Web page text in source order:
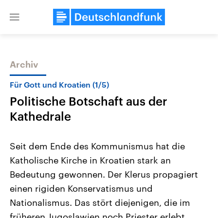
Close
Themen
Landtagswahl Sachsen-Anhalt
2026
Alle Informationen
Sachsen-Anhalt wählt am 6.
September 2026 einen neuen
Landtag. Seit 2021 wird das
Bundesland von einer Koalition aus
USA
Aktuelle Beiträge,
Hintergründe
Wirtschaftlich und
gehören die Vereinigten
den mächtigsten Ländern
mit großem Einfluss auf
Archiv
Für Gott und Kroatien (1/5)
Politische Botschaft aus der
Kathedrale
Seit dem Ende des Kommunismus hat die
Katholische Kirche in Kroatien stark an
Bedeutung gewonnen. Der Klerus propagiert
einen rigiden Konservatismus und
Nationalismus. Das stört diejenigen, die im